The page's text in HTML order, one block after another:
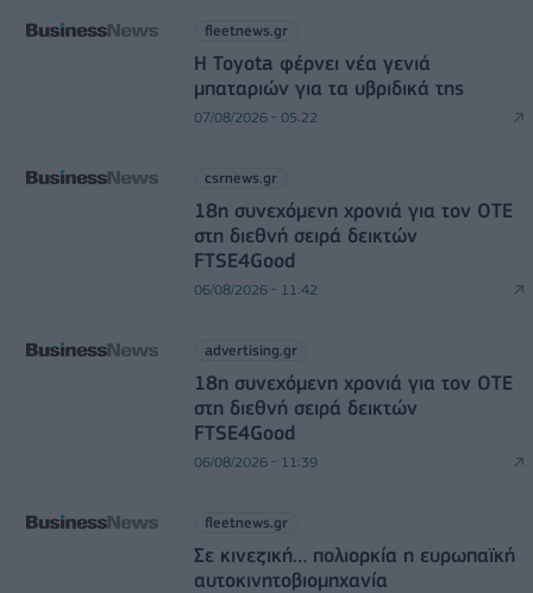
fleetnews.gr
Η Toyota φέρνει νέα γενιά
μπαταριών για τα υβριδικά της
07/08/2026 - 05:22
csrnews.gr
18η συνεχόμενη χρονιά για τον ΟΤΕ
στη διεθνή σειρά δεικτών
FTSE4Good
06/08/2026 - 11:42
advertising.gr
18η συνεχόμενη χρονιά για τον ΟΤΕ
στη διεθνή σειρά δεικτών
FTSE4Good
06/08/2026 - 11:39
fleetnews.gr
Σε κινεζική… πολιορκία η ευρωπαϊκή
αυτοκινητοβιομηχανία